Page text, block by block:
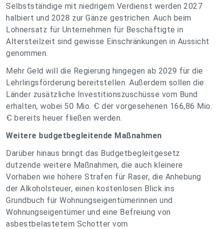
Selbstständige mit niedrigem Verdienst werden 2027
halbiert und 2028 zur Gänze gestrichen. Auch beim
Lohnersatz für Unternehmen für Beschäftigte in
Altersteilzeit sind gewisse Einschränkungen in Aussicht
genommen.
Mehr Geld will die Regierung hingegen ab 2029 für die
Lehrlingsförderung bereitstellen. Außerdem sollen die
Länder zusätzliche Investitionszuschüsse vom Bund
erhalten, wobei 50 Mio. Ꞓ der vorgesehenen 166,86 Mio.
Ꞓ bereits heuer fließen werden.
Weitere budgetbegleitende Maßnahmen
Darüber hinaus bringt das Budgetbegleitgesetz
dutzende weitere Maßnahmen, die auch kleinere
Vorhaben wie höhere Strafen für Raser, die Anhebung
der Alkoholsteuer, einen kostenlosen Blick ins
Grundbuch für Wohnungseigentümerinnen und
Wohnungseigentümer und eine Befreiung von
asbestbelastetem Schotter vom